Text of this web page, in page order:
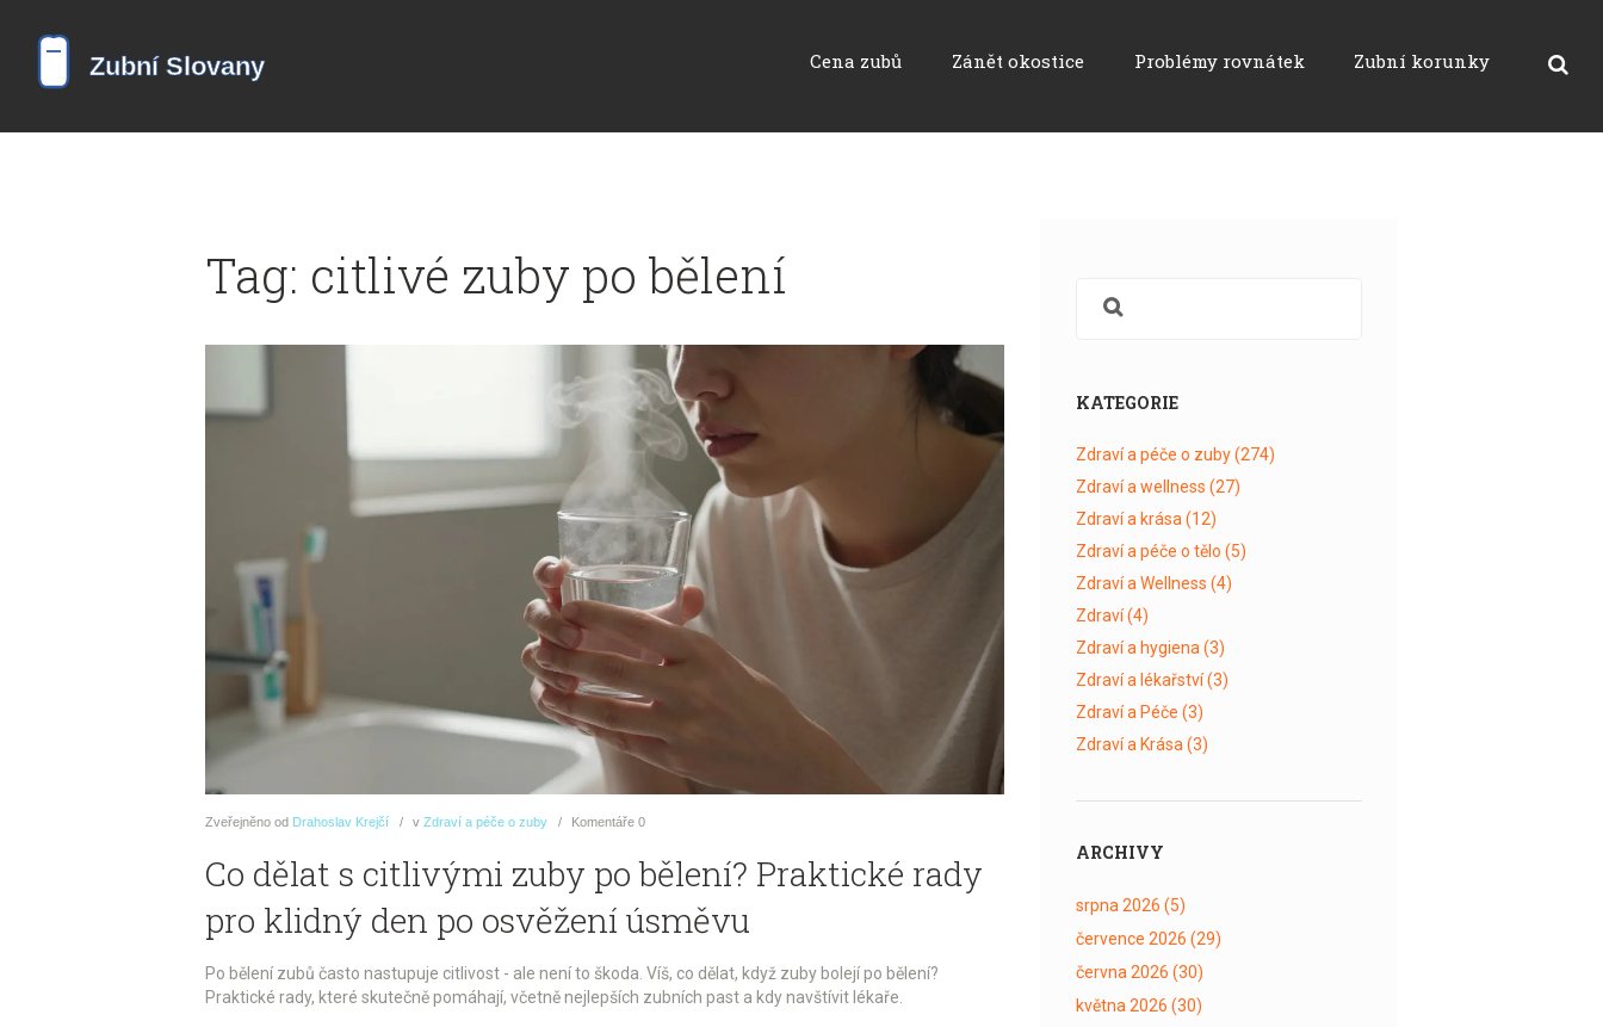
Cena zubů Zánět okostice Problémy rovnátek Zubní korunky
Tag: citlivé zuby po bělení
Zveřejněno od Drahoslav Krejčí v Zdraví a péče o zuby Komentáře 0
Co dělat s citlivými zuby po bělení? Praktické rady
pro klidný den po osvěžení úsměvu
Po bělení zubů často nastupuje citlivost - ale není to škoda. Víš, co dělat, když zuby bolejí po bělení?
Praktické rady, které skutečně pomáhají, včetně nejlepších zubních past a kdy navštívit lékaře.
KATEGORIE
Zdraví a péče o zuby(274)
Zdraví a wellness (27)
Zdraví a krása (12)
Zdraví a péče o tělo (5)
Zdraví a Wellness (4)
Zdraví(4)
Zdraví a hygiena (3)
Zdraví a lékařství(3)
Zdraví a Péče (3)
Zdraví a Krása (3)
ARCHIVY
srpna 2026 (5)
července 2026 (29)
června 2026 (30)
května 2026 (30)